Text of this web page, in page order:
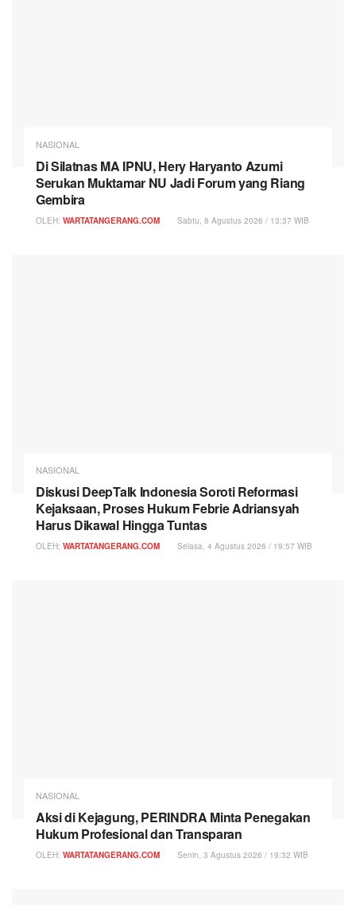
NASIONAL
Di Silatnas MA IPNU, Hery Haryanto Azumi
Serukan Muktamar NU Jadi Forum yang Riang
Gembira
OLEH: WARTATANGERANG.COM Sabtu, 8 Agustus 2026 / 13:37 WIB
NASIONAL
Diskusi DeepTalk Indonesia Soroti Reformasi
Kejaksaan, Proses Hukum Febrie Adriansyah
Harus Dikawal Hingga Tuntas
OLEH: WARTATANGERANG.COM Selasa, 4 Agustus 2026 / 19:57 WIB
NASIONAL
Aksi di Kejagung, PERINDRA Minta Penegakan
Hukum Profesional dan Transparan
OLEH: WARTATANGERANG.COM Senin, 3 Agustus 2026 / 19:32 WIB